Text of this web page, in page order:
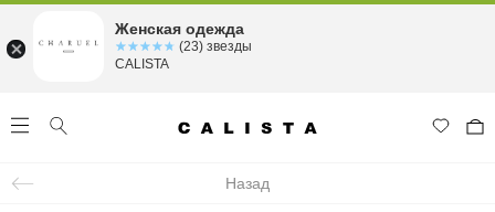
Назад
Женская одежда
☆☆☆☆☆
★★★★★ (23) звезды
CALISTA